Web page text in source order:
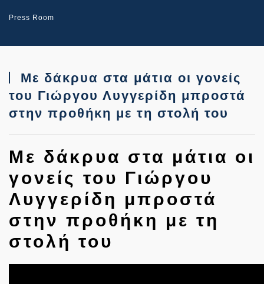
Press Room
Με δάκρυα στα μάτια οι γονείς
του Γιώργου Λυγγερίδη μπροστά
στην προθήκη με τη στολή του
Με δάκρυα στα μάτια οι
γονείς του Γιώργου
Λυγγερίδη μπροστά
στην προθήκη με τη
στολή του